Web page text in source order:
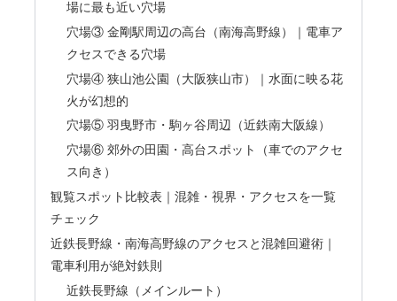
場に最も近い穴場
穴場③ 金剛駅周辺の高台（南海高野線）｜電車ア
クセスできる穴場
穴場④ 狭山池公園（大阪狭山市）｜水面に映る花
火が幻想的
穴場⑤ 羽曳野市・駒ヶ谷周辺（近鉄南大阪線）
穴場⑥ 郊外の田園・高台スポット（車でのアクセ
ス向き）
観覧スポット比較表｜混雑・視界・アクセスを一覧
チェック
近鉄長野線・南海高野線のアクセスと混雑回避術｜
電車利用が絶対鉄則
近鉄長野線（メインルート）